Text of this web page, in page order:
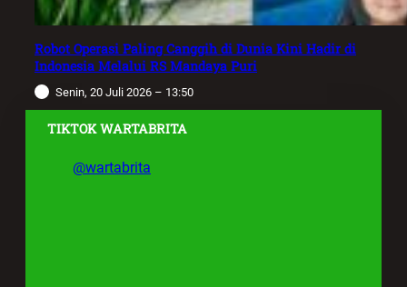
Robot Operasi Paling Canggih di Dunia Kini Hadir di
Indonesia Melalui RS Mandaya Puri
Senin, 20 Juli 2026 – 13:50
TIKTOK WARTABRITA
@wartabrita